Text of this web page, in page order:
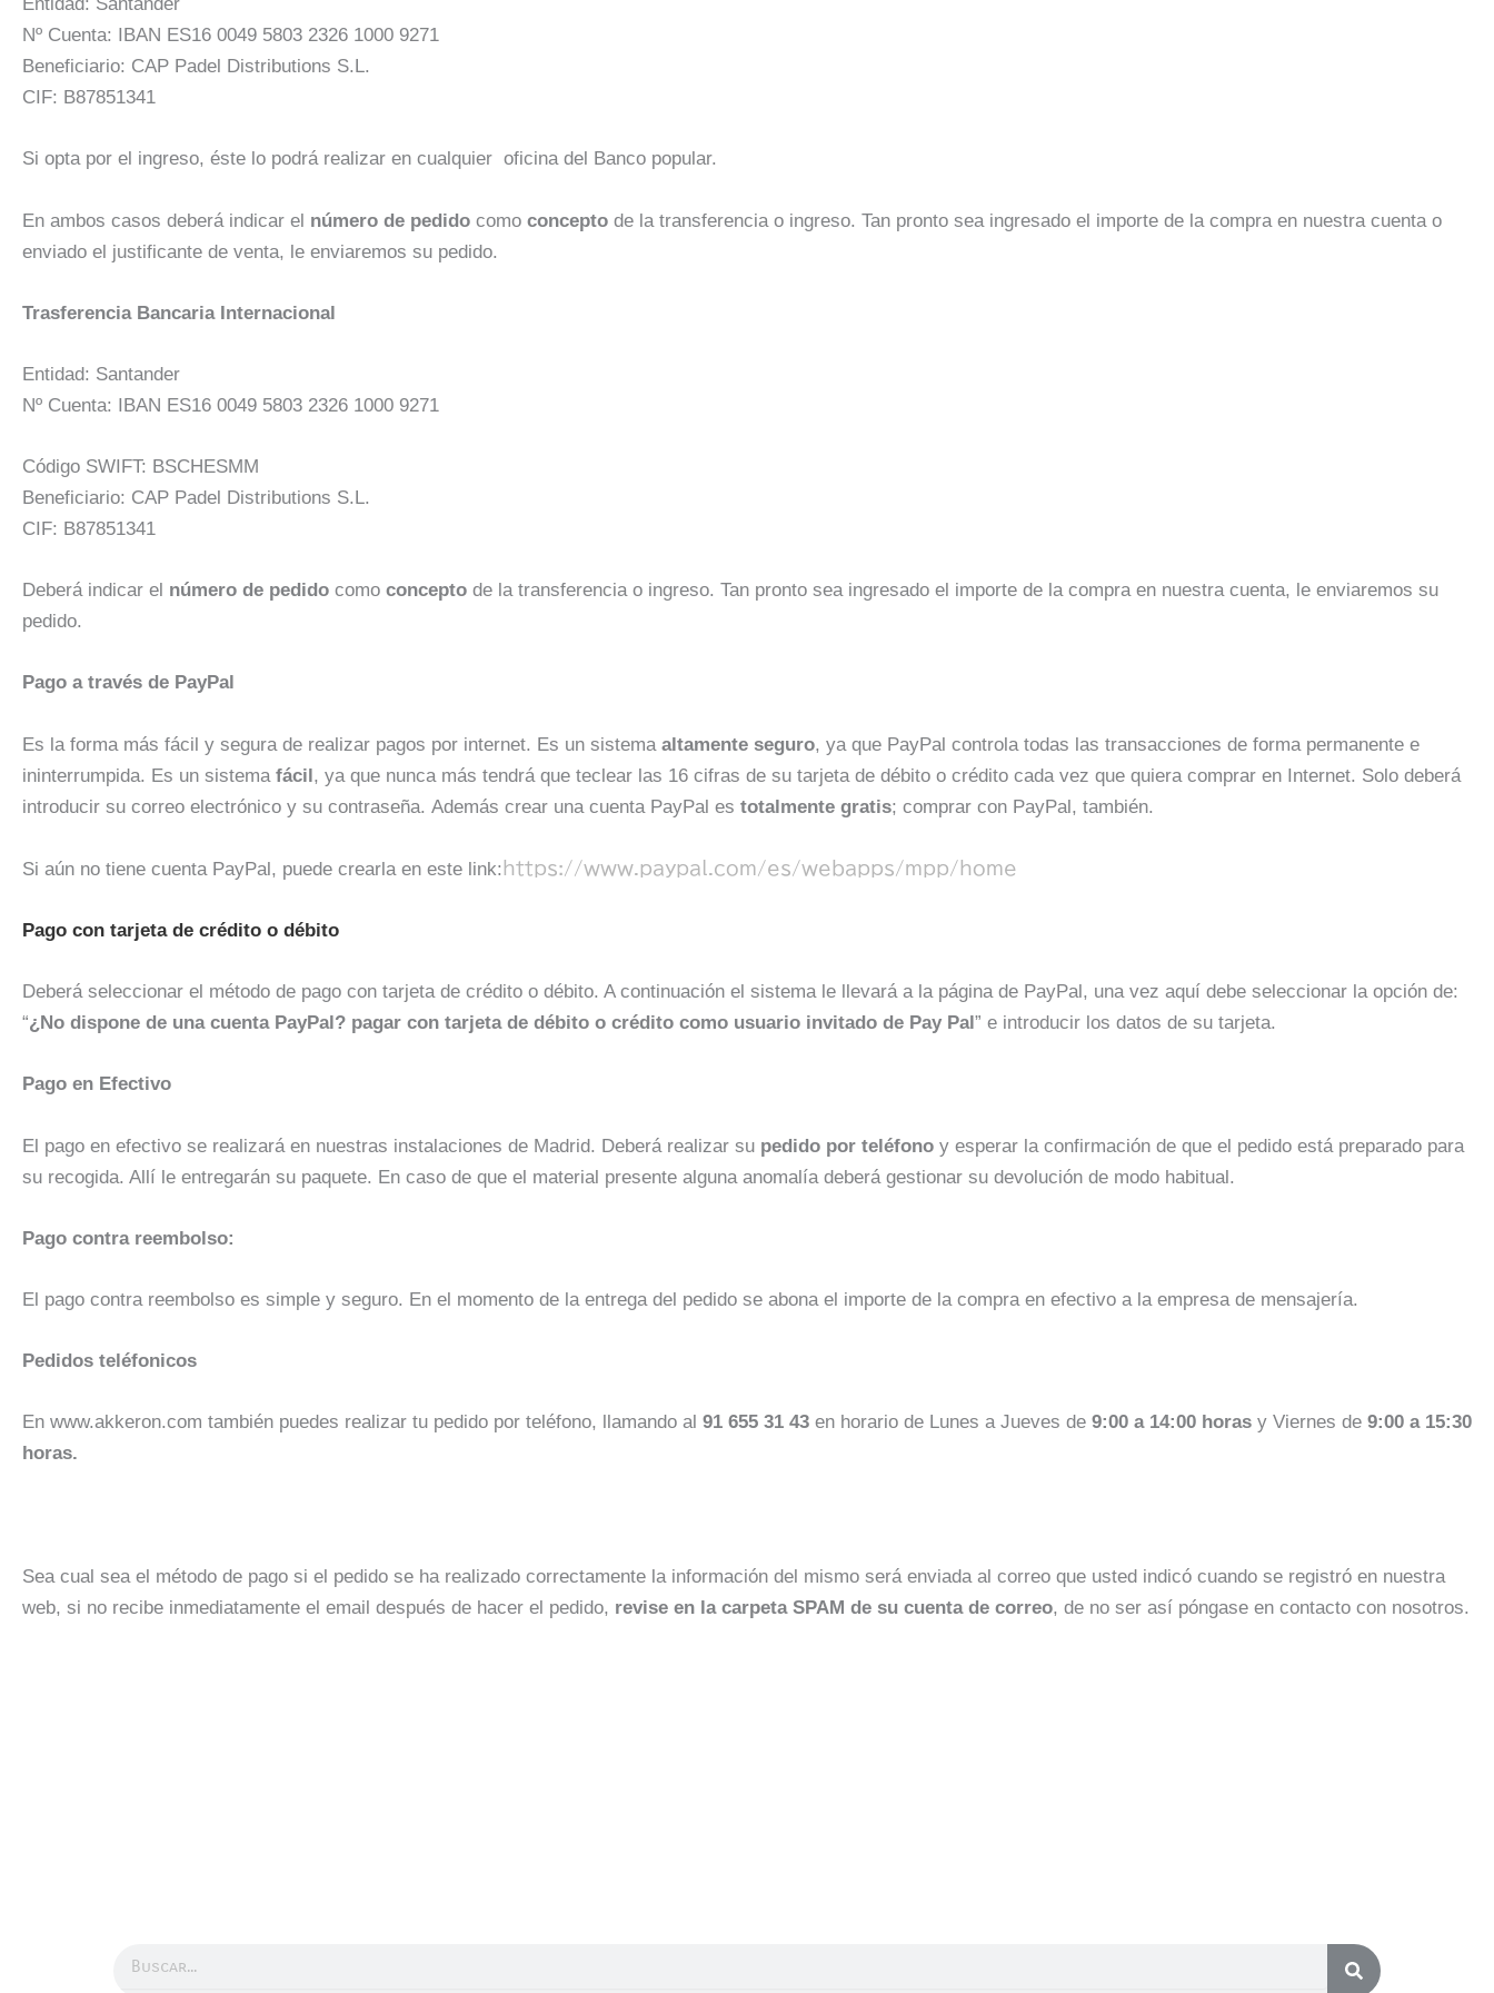
Nº Cuenta: IBAN ES16 0049 5803 2326 1000 9271
Beneficiario: CAP Padel Distributions S.L.
CIF: B87851341
Si opta por el ingreso, éste lo podrá realizar en cualquier oficina del Banco popular.
En ambos casos deberá indicar el número de pedido como concepto de la transferencia o ingreso. Tan pronto sea ingresado el importe de la compra en nuestra cuenta o
enviado el justificante de venta, le enviaremos su pedido.
Trasferencia Bancaria Internacional
Entidad: Santander
Nº Cuenta: IBAN ES16 0049 5803 2326 1000 9271
Código SWIFT: BSCHESMM
Beneficiario: CAP Padel Distributions S.L.
CIF: B87851341
Deberá indicar el número de pedido como concepto de la transferencia o ingreso. Tan pronto sea ingresado el importe de la compra en nuestra cuenta, le enviaremos su
pedido.
Pago a través de PayPal
Es la forma más fácil y segura de realizar pagos por internet. Es un sistema altamente seguro, ya que PayPal controla todas las transacciones de forma permanente e
ininterrumpida. Es un sistema fácil, ya que nunca más tendrá que teclear las 16 cifras de su tarjeta de débito o crédito cada vez que quiera comprar en Internet. Solo deberá
introducir su correo electrónico y su contraseña. Además crear una cuenta PayPal es totalmente gratis; comprar con PayPal, también.
Si aún no tiene cuenta PayPal, puede crearla en este link: https://www.paypal.com/es/webapps/mpp/home
Pago con tarjeta de crédito o débito
Deberá seleccionar el método de pago con tarjeta de crédito o débito. A continuación el sistema le llevará a la página de PayPal, una vez aquí debe seleccionar la opción de:
“¿No dispone de una cuenta PayPal? pagar con tarjeta de débito o crédito como usuario invitado de Pay Pal ” e introducir los datos de su tarjeta.
Pago en Efectivo
El pago en efectivo se realizará en nuestras instalaciones de Madrid. Deberá realizar su pedido por teléfono y esperar la confirmación de que el pedido está preparado para
su recogida. Allí le entregarán su paquete. En caso de que el material presente alguna anomalía deberá gestionar su devolución de modo habitual.
Pago contra reembolso:
El pago contra reembolso es simple y seguro. En el momento de la entrega del pedido se abona el importe de la compra en efectivo a la empresa de mensajería.
Pedidos teléfonicos
En www.akkeron.com también puedes realizar tu pedido por teléfono, llamando al 91 655 31 43 en horario de Lunes a Jueves de 9:00 a 14:00 horas y Viernes de 9:00 a 15:30
horas.
Sea cual sea el método de pago si el pedido se ha realizado correctamente la información del mismo será enviada al correo que usted indicó cuando se registró en nuestra
web, si no recibe inmediatamente el email después de hacer el pedido, revise en la carpeta SPAM de su cuenta de correo, de no ser así póngase en contacto con nosotros.